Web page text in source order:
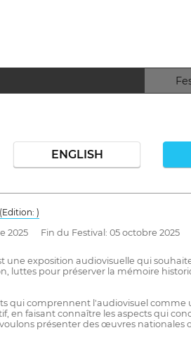
ENGLISH
( Edition: )
2025 Fin du Festival: 05 octobre 2025
une exposition audiovisuelle qui
luttes pour préserver la mémoire
qui comprennent l'audiovisuel
en faisant connaître les aspects qui
présenter des œuvres nationales